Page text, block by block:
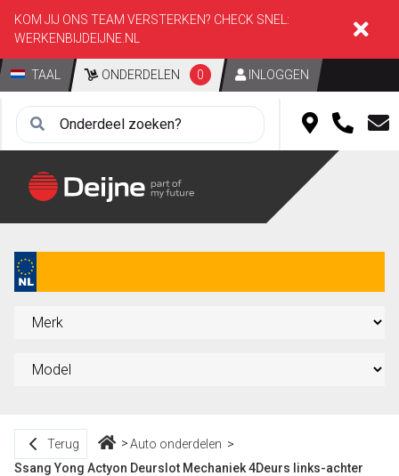
KOM JIJ ONS TEAM VERSTERKEN? CHECK SNEL:
WERKENBIJDEIJNE.NL
TAAL ONDERDELEN 0 INLOGGEN
Terug
Auto onderdelen
Ssang Yong Actyon Deurslot Mechaniek 4Deurs links-achter